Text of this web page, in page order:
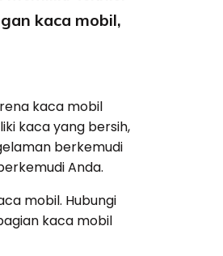
kaca mobil,
kaca mobil
kaca yang bersih,
berkemudi
Anda.
mobil. Hubungi
kaca mobil